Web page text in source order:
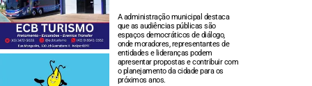
A administração municipal destaca
que as audiências públicas são
espaços democráticos de diálogo,
onde moradores, representantes de
entidades e lideranças podem
apresentar propostas e contribuir com
o planejamento da cidade para os
próximos anos.